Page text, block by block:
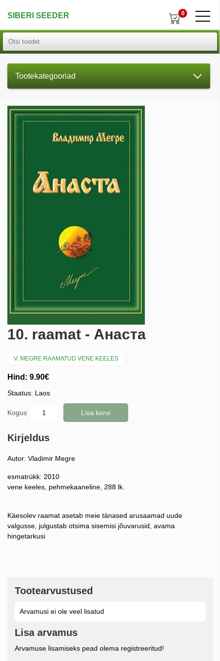
SIBERI SEEDER 0
Tootekategooriad
10. raamat - Анаста
V. MEGRE RAAMATUD VENE KEELES
Hind: 9.90€
Staatus: Laos
Kogus Lisa korvi
Kirjeldus
Autor: Vladimir Megre
esmatrükk: 2010
vene keeles, pehmekaaneline, 288 lk.
Käesolev raamat asetab meie tänased arusaamad uude
valgusse, julgustab otsima sisemisi jõuvarusid, avama
hingetarkusi
Tootearvustused
Arvamusi ei ole veel lisatud
Lisa arvamus
Arvamuse lisamiseks pead olema registreeritud!